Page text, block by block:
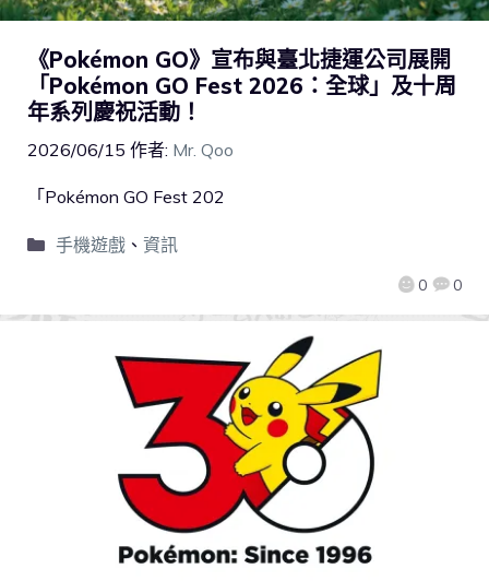
《Pokémon GO》宣布與臺北捷運公司展開
「Pokémon GO Fest 2026：全球」及十周
年系列慶祝活動！
2026/06/15 作者: Mr. Qoo
0 0
「Pokémon GO Fest 202
手機遊戲、 資訊